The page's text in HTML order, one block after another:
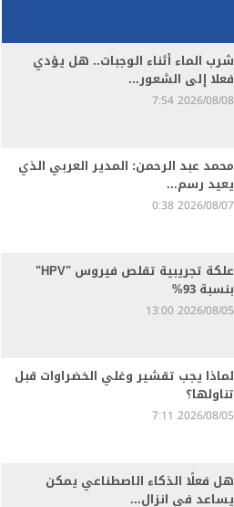
شرب الماء أثناء الوجبات.. هل يؤدي
فعلا إلى الشعور...
2026/08/08 7:54
محمد عبد الرحمن: المدير العربي الذي
يعيد رسم...
2026/08/07 0:38
علكة تجريبية تقلص فيروس "HPV"
بنسبة 93%
2026/08/05 13:00
لماذا يجب تقشير وغلي الخضراوات قبل
تناولها؟
2026/08/05 7:11
هل فعلًا الذكاء الاصطناعي يمكن
يساعد في انزال...